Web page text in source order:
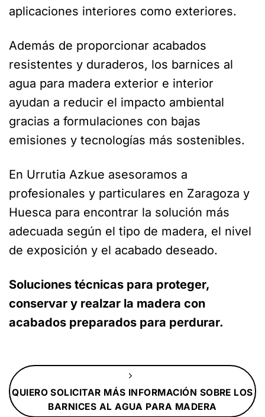
aplicaciones interiores como exteriores.
Además de proporcionar acabados
resistentes y duraderos, los barnices al
agua para madera exterior e interior
ayudan a reducir el impacto ambiental
gracias a formulaciones con bajas
emisiones y tecnologías más sostenibles.
En Urrutia Azkue asesoramos a
profesionales y particulares en Zaragoza y
Huesca para encontrar la solución más
adecuada según el tipo de madera, el nivel
de exposición y el acabado deseado.
Soluciones técnicas para proteger,
conservar y realzar la madera con
acabados preparados para perdurar.
QUIERO SOLICITAR MÁS INFORMACIÓN SOBRE LOS
BARNICES AL AGUA PARA MADERA